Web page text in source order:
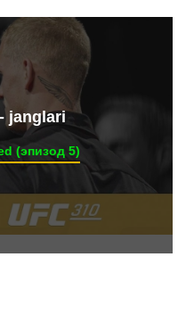
janglari
(эпизод 5)